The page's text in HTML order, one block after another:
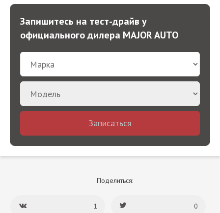
Запишитесь на тест-драйв у
официального дилера MAJOR AUTO
Записаться
Поделиться:
1 0